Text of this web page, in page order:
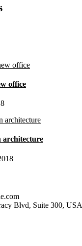
office
architecture
Blvd, Suite 300, USA